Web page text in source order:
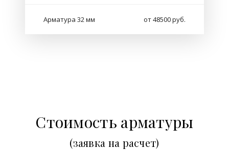
Арматура 32 мм от 48500 руб.
Стоимость арматуры
(заявка на расчет)